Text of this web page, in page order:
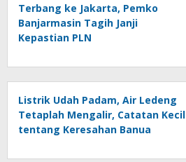
Terbang ke Jakarta, Pemko
Banjarmasin Tagih Janji
Kepastian PLN
Listrik Udah Padam, Air Ledeng
Tetaplah Mengalir, Catatan Kecil
tentang Keresahan Banua
Ancaman Lingkungan, Oleh :